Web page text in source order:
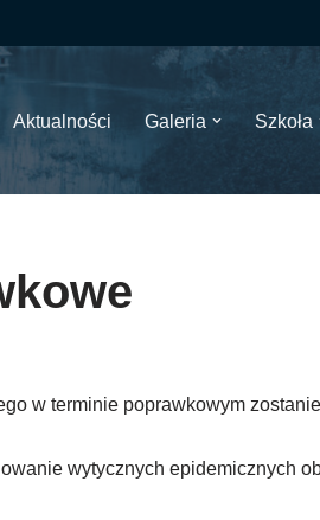
Aktualności Galeria Szkoła
w terminie poprawkowym zostanie
wytycznych epidemicznych